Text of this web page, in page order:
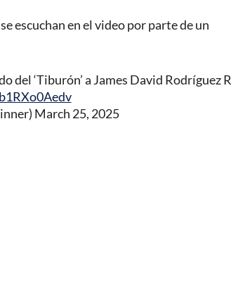
escuchan en el video por parte de un
del ‘Tiburón’ a James David Rodríguez
March 25, 2025